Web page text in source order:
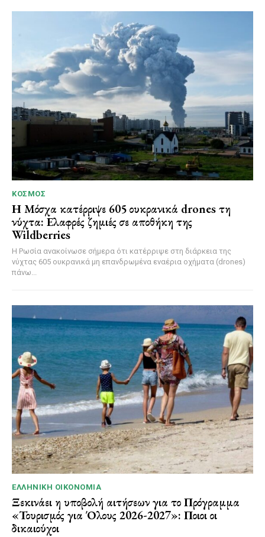
ΚΌΣΜΟΣ
Η Μόσχα κατέρριψε 605 ουκρανικά drones τη
νύχτα: Ελαφρές ζημιές σε αποθήκη της
Wildberries
Η Ρωσία ανακοίνωσε σήμερα ότι κατέρριψε στη διάρκεια της
νύχτας 605 ουκρανικά μη επανδρωμένα εναέρια οχήματα (drones)
πάνω...
ΕΛΛΗΝΙΚΉ ΟΙΚΟΝΟΜΊΑ
Ξεκινάει η υποβολή αιτήσεων για το Πρόγραμμα
«Τουρισμός για Όλους 2026-2027»: Ποιοι οι
δικαιούχοι